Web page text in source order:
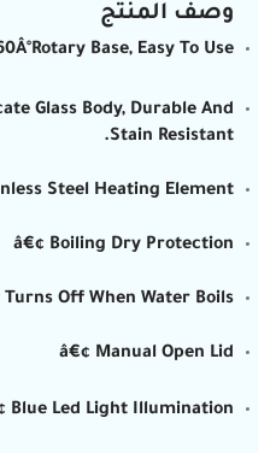
وصف المنتج
Base, Easy To Use
Glass Body, Durable And
Stain Resistant.
Steel Heating Element
â€¢ Boiling Dry Protection
Off When Water Boils
â€¢ Manual Open Lid
Blue Led Light Illumination